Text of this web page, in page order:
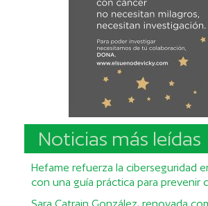
Noticias más leídas
Hefame refuerza la ciberseguridad
con una guía práctica para prevenir